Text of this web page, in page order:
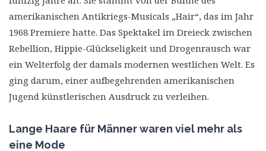
amerikanischen Antikriegs-Musicals „Hair“, das im Jahr
1968 Premiere hatte. Das Spektakel im Dreieck zwischen
Rebellion, Hippie-Glückseligkeit und Drogenrausch war
ein Welterfolg der damals modernen westlichen Welt. Es
ging darum, einer aufbegehrenden amerikanischen
Jugend künstlerischen Ausdruck zu verleihen.
Lange Haare für Männer waren viel mehr als
eine Mode